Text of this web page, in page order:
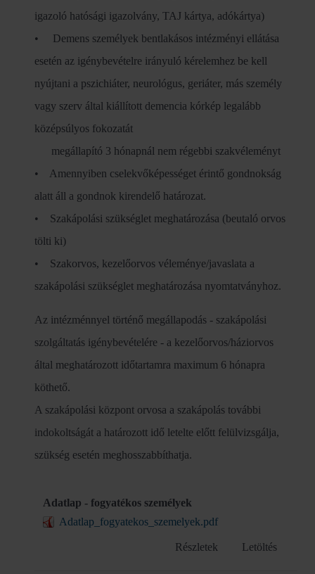
igazoló hatósági igazolvány, TAJ kártya, adókártya)
• Demens személyek bentlakásos intézményi ellátása
esetén az igénybevételre irányuló kérelemhez be kell
nyújtani a pszichiáter, neurológus, geriáter, más személy
vagy szerv által kiállított demencia kórkép legalább
középsúlyos fokozatát
megállapító 3 hónapnál nem régebbi szakvéleményt
• Amennyiben cselekvőképességet érintő gondnokság
alatt áll a gondnok kirendelő határozat.
• Szakápolási szükséglet meghatározása (beutaló orvos
tölti ki)
• Szakorvos, kezelőorvos véleménye/javaslata a
szakápolási szükséglet meghatározása nyomtatványhoz.
Az intézménnyel történő megállapodás - szakápolási
szolgáltatás igénybevételére - a kezelőorvos/háziorvos
által meghatározott időtartamra maximum 6 hónapra
köthető.
A szakápolási központ orvosa a szakápolás további
indokoltságát a határozott idő letelte előtt felülvizsgálja,
szükség esetén meghosszabbíthatja.
Adatlap - fogyatékos személyek
Adatlap_fogyatekos_szemelyek.pdf
Letöltés
Részletek